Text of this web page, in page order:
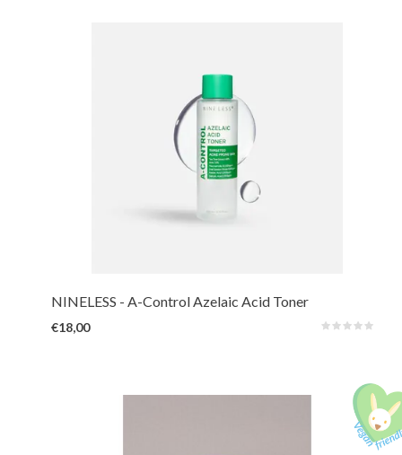
De ultieme mix van azelaïnezuur, niacinamide, AHA, BHA, Cica en snail
NINELESS - A-Control Azelaic Acid Toner
€18,00